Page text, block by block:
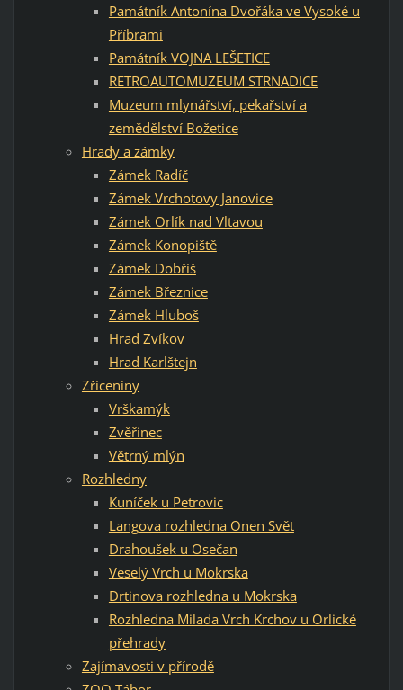
Památník Antonína Dvořáka ve Vysoké u
Příbrami
Památník VOJNA LEŠETICE
RETROAUTOMUZEUM STRNADICE
Muzeum mlynářství, pekařství a
zemědělství Božetice
Hrady a zámky
Zámek Radíč
Zámek Vrchotovy Janovice
Zámek Orlík nad Vltavou
Zámek Konopiště
Zámek Dobříš
Zámek Březnice
Zámek Hluboš
Hrad Zvíkov
Hrad Karlštejn
Zříceniny
Vrškamýk
Zvěřinec
Větrný mlýn
Rozhledny
Kuníček u Petrovic
Langova rozhledna Onen Svět
Drahoušek u Osečan
Veselý Vrch u Mokrska
Drtinova rozhledna u Mokrska
Rozhledna Milada Vrch Krchov u Orlické
přehrady
Zajímavosti v přírodě